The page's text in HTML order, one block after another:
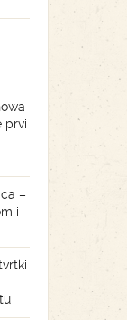
prvi
–
i